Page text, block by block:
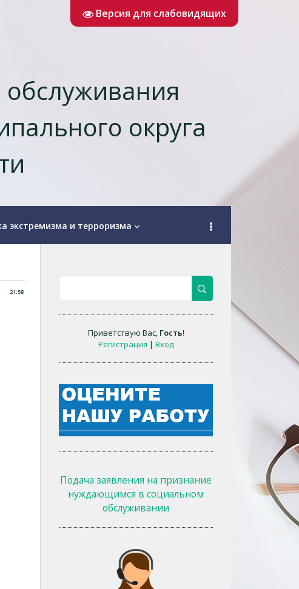
Версия для слабовидящих
округа
экстремизма и терроризма keyboard_arrow_down
21:58
Приветствую Вас, Гость!
Регистрация | Вход
Подача заявления на признание
нуждающимся в социальном
обслуживании